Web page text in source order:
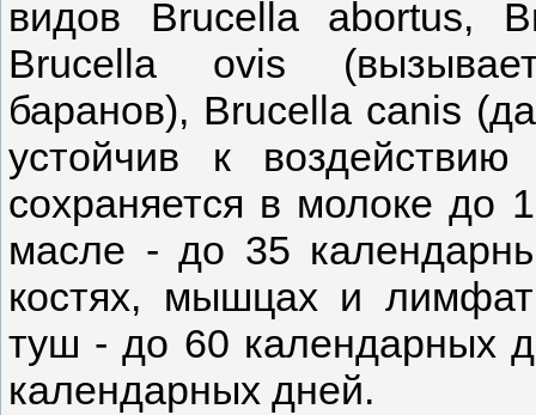
видов Brucella abortus,
Brucella ovis
баранов), Brucella canis
устойчив к
сохраняется в молоке до
масле - до 35
костях, мышцах и
туш - до 60 календарных
календарных дней.